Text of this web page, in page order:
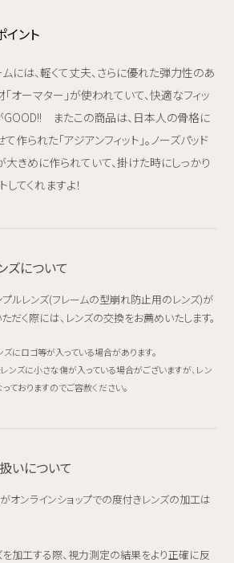
イント
ムには、軽くて丈夫、さらに優れた弾力性のあ
オーマター」が使われていて、快適なフィッ
GOOD!! またこの商品は、日本人の骨格に
作られた「アジアンフィット」。ノーズパッド
大きめに作られていて、掛けた時にしっかり
してくれますよ！
ズについて
プルレンズ(フレームの型崩れ防止用のレンズ)が
だく際には、レンズの交換をお薦めいたします。
ズにロゴ等が入っている場合があります。
ンズに小さな傷が入っている場合がございますが、レン
ておりますのでご容赦ください。
いについて
オンラインショップでの度付きレンズの加工は
を加工する際、視力測定の結果をより正確に反